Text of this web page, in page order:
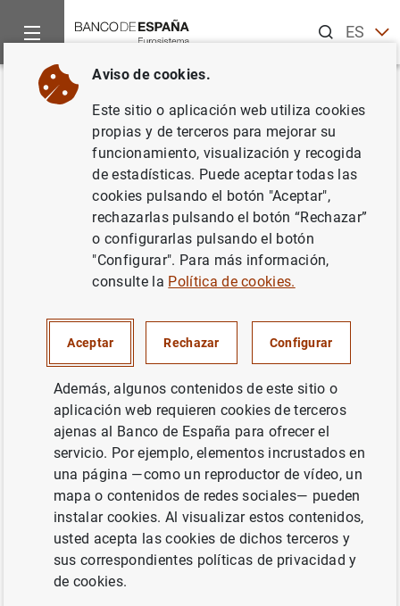
ESEN
Inicio Noticias y eventos
Volver
Estado financiero consolidado
del Eurosistema al 2 de marzo
de 2001
SITUACIÓN ECONÓMICA
POLÍTICA MONETARIA
Estado financiero consolidado del
Eurosistema al 2 de marzo de 2001
Siguiente
El Banco Central Europeo pr...
Aviso de cookies.
Este sitio o aplicación web utiliza cookies
propias y de terceros para mejorar su
funcionamiento, visualización y recogida
de estadísticas. Puede aceptar todas las
cookies pulsando el botón "Aceptar",
rechazarlas pulsando el botón “Rechazar”
o configurarlas pulsando el botón
"Configurar". Para más información,
consulte la Política de cookies.
Aceptar Rechazar Configurar
Además, algunos contenidos de este sitio o
aplicación web requieren cookies de terceros
ajenas al Banco de España para ofrecer el
servicio. Por ejemplo, elementos incrustados en
una página —como un reproductor de vídeo, un
mapa o contenidos de redes sociales— pueden
instalar cookies. Al visualizar estos contenidos,
usted acepta las cookies de dichos terceros y
sus correspondientes políticas de privacidad y
de cookies.